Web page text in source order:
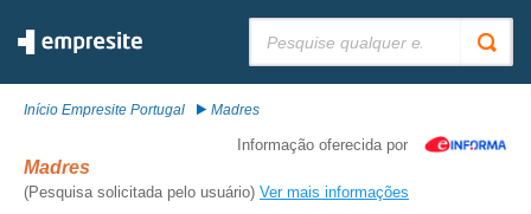
Início Empresite Portugal Madres
Informação oferecida por
Madres
(Pesquisa solicitada pelo usuário) Ver mais informações